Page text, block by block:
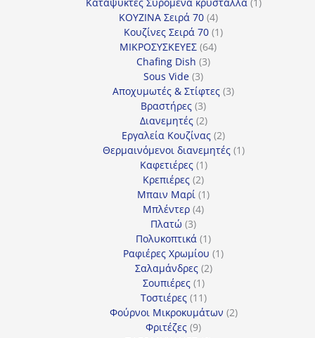
ΚΟΥΖΙΝΑ Σειρά 70 44
προϊόντα
Κουζίνες Σειρά 70 11
ΜΙΚΡΟΣΥΣΚΕΥΕΣ 6464
Chafing Dish 33
Sous Vide 33
προϊόντα
Αποχυμωτές & Στίφτες 33
Βραστήρες 33
προϊόντα
Διανεμητές 22
προϊόντα
Εργαλεία Κουζίνας 22
προϊόντα
Θερμαινόμενοι διανεμητές 11
Καφετιέρες 11
προϊόν
Κρεπιέρες 22
προϊόντα
Μπαιν Μαρί 11
Μπλέντερ 44
Πλατώ 33
προϊόντα
Πολυκοπτικά 11
προϊόν
Ραφιέρες Χρωμίου 11
Σαλαμάνδρες 22
Σουπιέρες 11
προϊόν
Τοστιέρες 1111
προϊόντα
Φούρνοι Μικροκυμάτων 22
Φριτέζες 99